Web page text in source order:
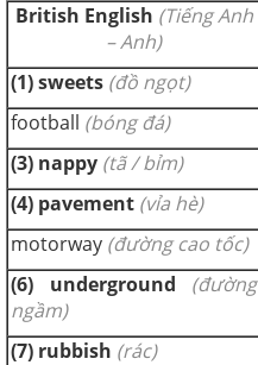
British English (Tiếng Anh
– Anh)
(1)sweets (đồ ngọt)
football (bóng đá)
(3) nappy (tã/ bỉm)
(4) pavement (vỉa hè)
motorway (đường cao tốc)
(6)
underground
(đường
ngầm)
(7) rubbish (rác)